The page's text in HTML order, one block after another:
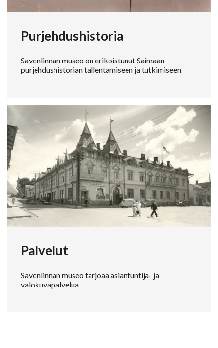
Purjehdushistoria
Savonlinnan museo on erikoistunut Saimaan
purjehdushistorian tallentamiseen ja tutkimiseen.
Palvelut
Savonlinnan museo tarjoaa asiantuntija- ja
valokuvapalvelua.